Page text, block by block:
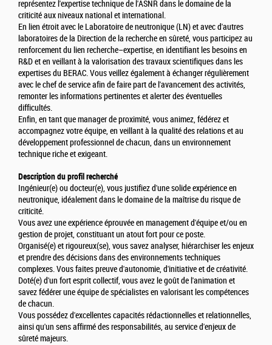
représentez l'expertise technique de l'ASNR dans le domaine de la
criticité aux niveaux national et international.
En lien étroit avec le Laboratoire de neutronique (LN) et avec d'autres
laboratoires de la Direction de la recherche en sûreté, vous participez au
renforcement du lien recherche–expertise, en identifiant les besoins en
R&D et en veillant à la valorisation des travaux scientifiques dans les
expertises du BERAC. Vous veillez également à échanger régulièrement
avec le chef de service afin de faire part de l'avancement des activités,
remonter les informations pertinentes et alerter des éventuelles
difficultés.
Enfin, en tant que manager de proximité, vous animez, fédérez et
accompagnez votre équipe, en veillant à la qualité des relations et au
développement professionnel de chacun, dans un environnement
technique riche et exigeant.
Description du profil recherché
Ingénieur(e) ou docteur(e), vous justifiez d'une solide expérience en
neutronique, idéalement dans le domaine de la maîtrise du risque de
criticité.
Vous avez une expérience éprouvée en management d'équipe et/ou en
gestion de projet, constituant un atout fort pour ce poste.
Organisé(e) et rigoureux(se), vous savez analyser, hiérarchiser les enjeux
et prendre des décisions dans des environnements techniques
complexes. Vous faites preuve d'autonomie, d'initiative et de créativité.
Doté(e) d'un fort esprit collectif, vous avez le goût de l'animation et
savez fédérer une équipe de spécialistes en valorisant les compétences
de chacun.
Vous possédez d'excellentes capacités rédactionnelles et relationnelles,
ainsi qu'un sens affirmé des responsabilités, au service d'enjeux de
sûreté majeurs.